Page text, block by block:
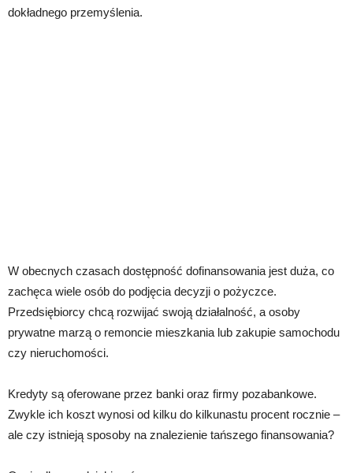
dokładnego przemyślenia.
W obecnych czasach dostępność dofinansowania jest duża, co
zachęca wiele osób do podjęcia decyzji o pożyczce.
Przedsiębiorcy chcą rozwijać swoją działalność, a osoby
prywatne marzą o remoncie mieszkania lub zakupie samochodu
czy nieruchomości.
Kredyty są oferowane przez banki oraz firmy pozabankowe.
Zwykle ich koszt wynosi od kilku do kilkunastu procent rocznie –
ale czy istnieją sposoby na znalezienie tańszego finansowania?